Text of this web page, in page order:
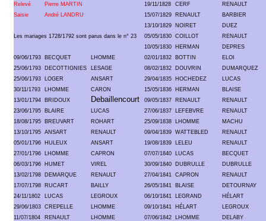
Relevé
Pierre MARTIN 19/11/1828 CERF
RENAULT
Saisie
André LANDRU 15/07/1829 RENAULT
BARBIER
13/10/1829
NOIRET
DUEZ
Les mariages 1728/1792 sont parus dans le n° 23
05/05/1830 COILLOT
RENAULT
10/05/1830
HERMAN
DEPRES
09/06/1793
BECQUET LHOMME 02/01/1832 BOTTIN
ELOI
25/06/1793
DECOTTIGNIES LESAGE 08/02/1832 DOUVRIN
DUMARQUEZ
25/06/1793
LOGER ANSART 29/04/1835 HOCHEDEZ
LUCAS
30/11/1793
LHOMME CARON 15/05/1836 HERMAN
BLAISE
13/01/1794
BRIDOUX Debaillencourt 09/05/1837 RENAULT
RENAULT
23/06/1795
BLAIRE LUCAS 27/06/1837 LEFEBVRE
RENAULT
18/08/1795
BREUVART ROHART 25/09/1838 LHOMME
MACHU
13/10/1795 ANSART RENAULT 09/04/1839 WATTEBLED
RENAULT
05/01/1796
HULEUX ANSART 19/08/1839 LELEU
RENAULT
27/01/1796
LHOMME CAPRON 07/07/1840 LUCAS
BECQUET
06/03/1796
HUMET VIREL 30/09/1840 DUBRULLE
DUBRULLE
13/02/1798
DEMARQUE RENAULT 27/04/1841 CAPRON
RENAULT
17/07/1798
RUCART BAILLY 26/05/1841 BLAISE
DETOURNAY
24/11/1802
LUCAS LEGROUX 06/10/1841 LEGRAND
HÉLART
29/06/1803 CREPELLE LHOMME 09/10/1841 HÉLART
LEGROUX
11/07/1804
RENAULT LHOMME 07/06/1842 LHOMME
DELABY